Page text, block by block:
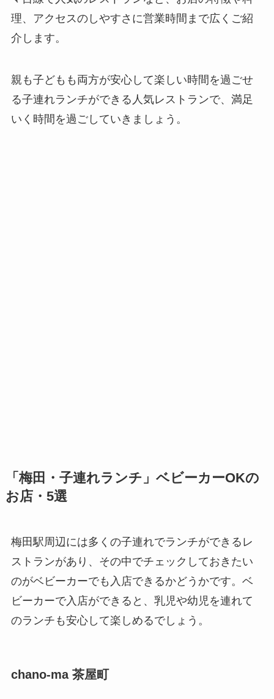
理、アクセスのしやすさに営業時間まで広くご紹
介します。
親も子どもも両方が安心して楽しい時間を過ごせ
る子連れランチができる人気レストランで、満足
いく時間を過ごしていきましょう。
「梅田・子連れランチ」ベビーカーOKの
お店・5選
梅田駅周辺には多くの子連れでランチができるレ
ストランがあり、その中でチェックしておきたい
のがベビーカーでも入店できるかどうかです。ベ
ビーカーで入店ができると、乳児や幼児を連れて
のランチも安心して楽しめるでしょう。
chano-ma 茶屋町